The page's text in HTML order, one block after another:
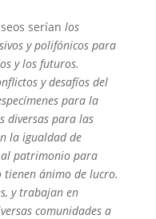
serían los
y polifónicos para
y los futuros.
y desafíos del
para la
diversas para las
la igualdad de
al patrimonio para
tienen ánimo de lucro.
y trabajan en
comunidades a